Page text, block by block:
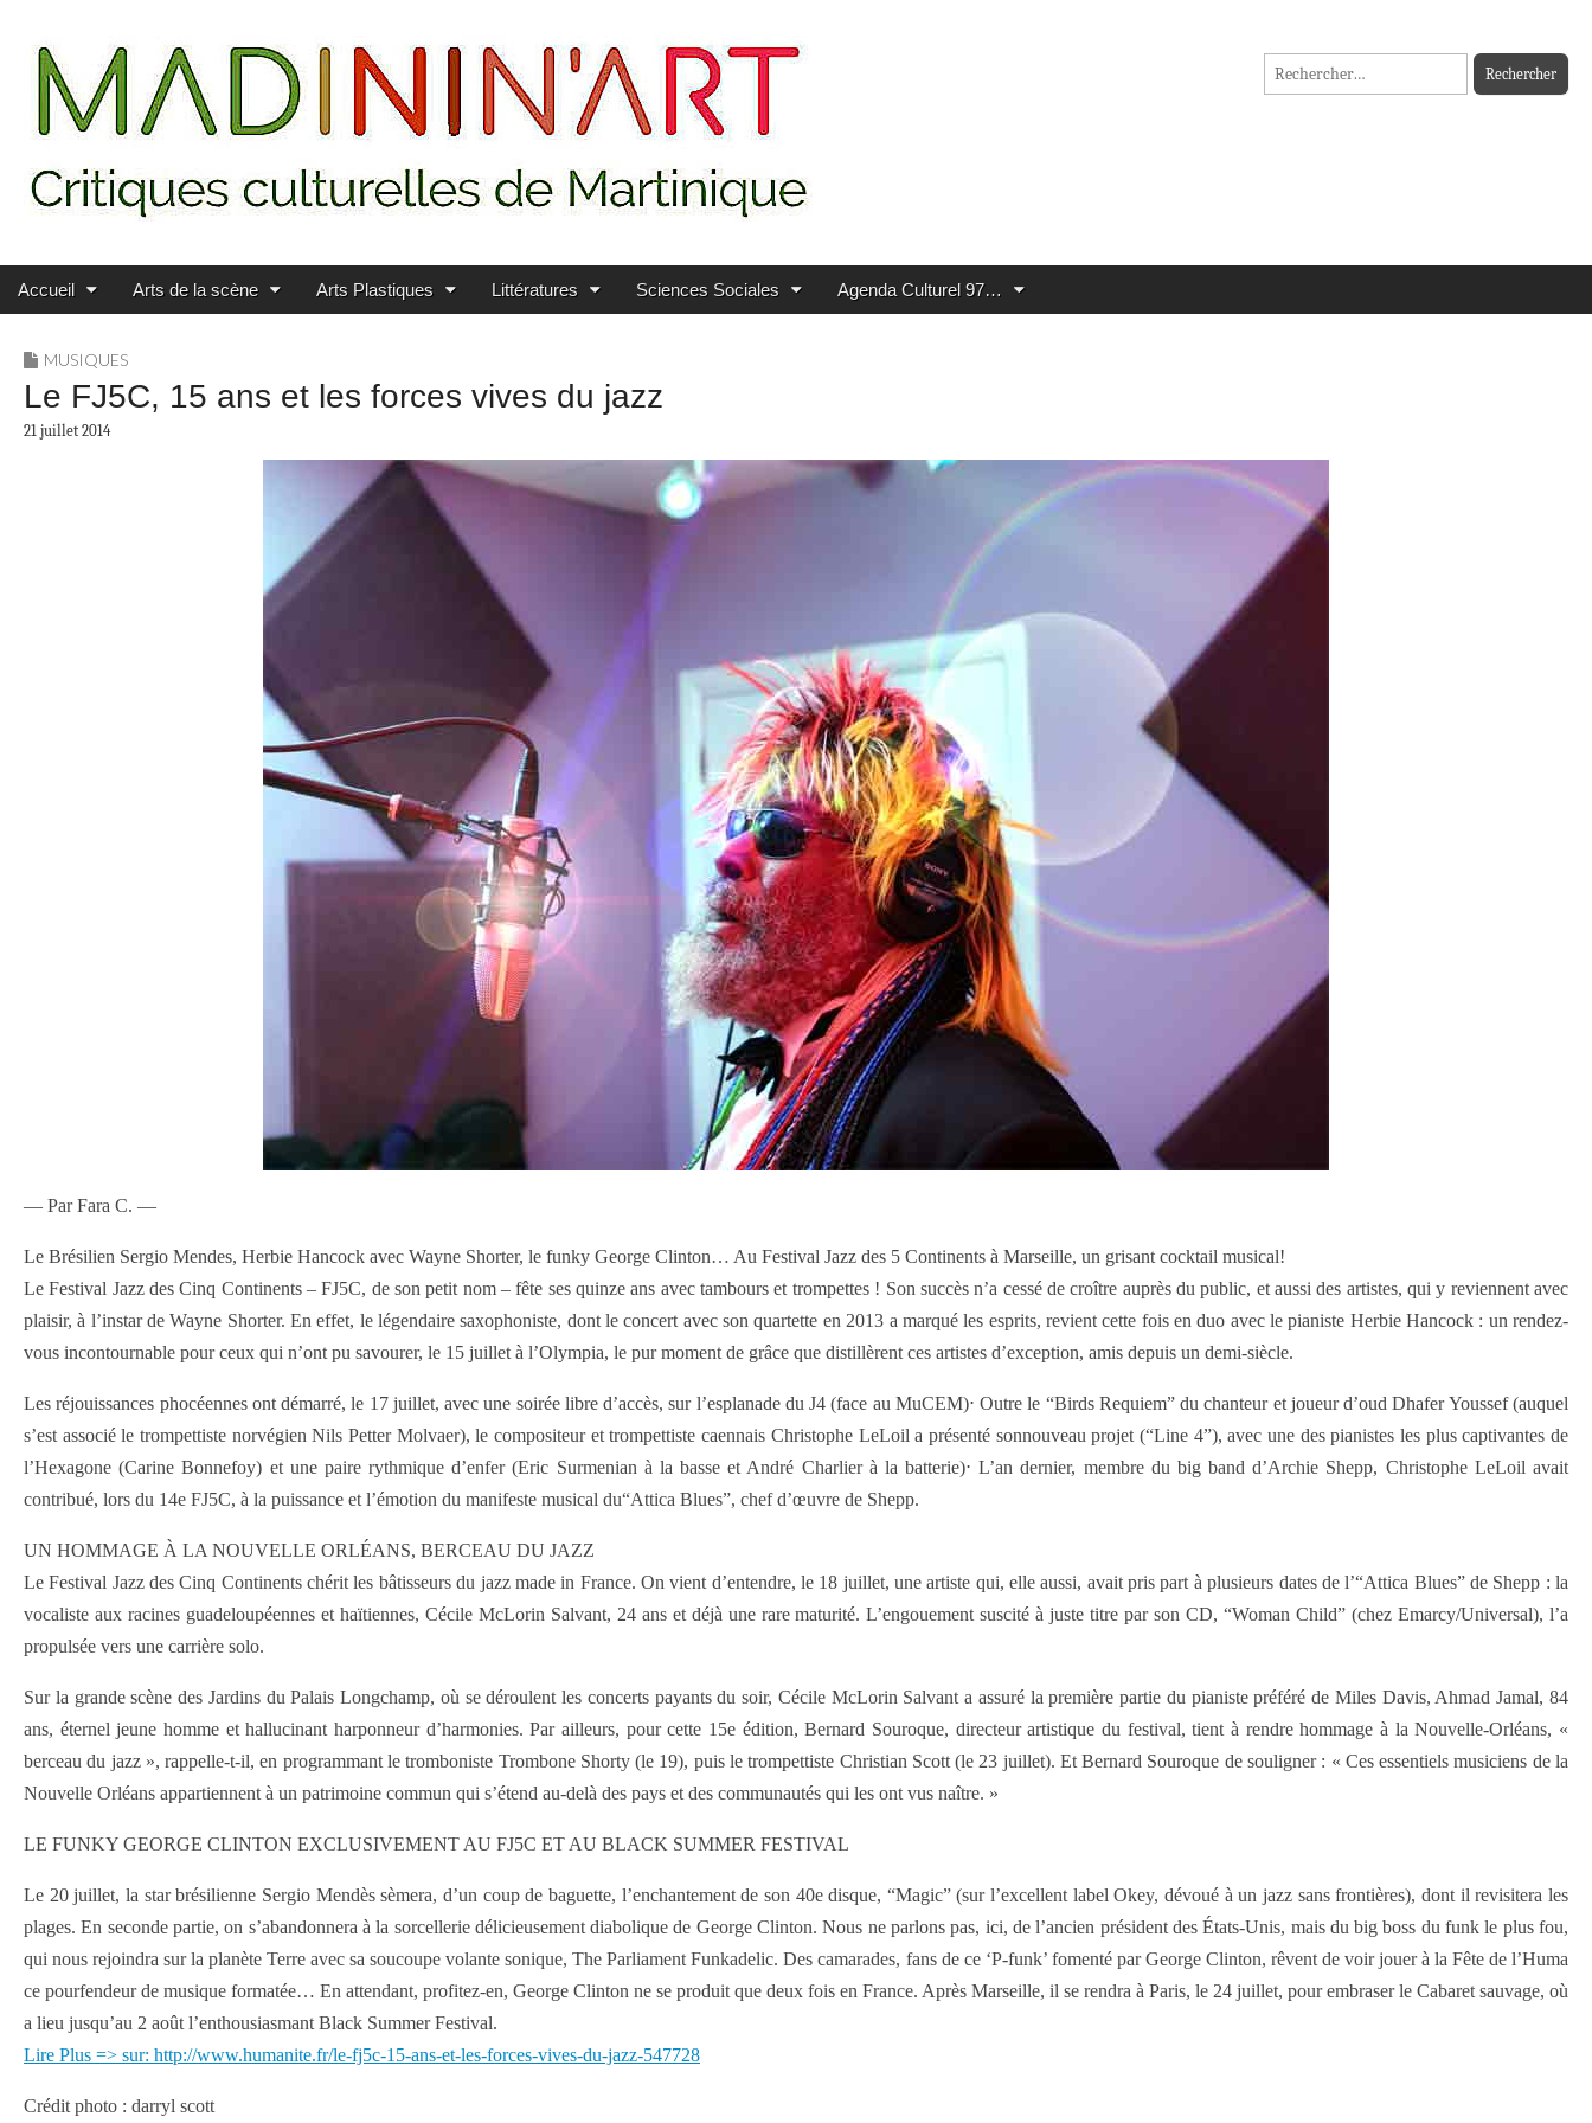
MADININ'ART
Rechercher :
Main menu
Skip to content
Accueil Arts de la scène Arts Plastiques Littératures Sciences Sociales Agenda Culturel 97…
MUSIQUES
Le FJ5C, 15 ans et les forces vives du jazz
21 juillet 2014
— Par Fara C. —
Le Brésilien Sergio Mendes, Herbie Hancock avec Wayne Shorter, le funky George Clinton… Au Festival Jazz des 5 Continents à Marseille, un grisant cocktail musical!
Le Festival Jazz des Cinq Continents – FJ5C, de son petit nom – fête ses quinze ans avec tambours et trompettes ! Son succès n’a cessé de croître auprès du public, et aussi des artistes, qui y reviennent avec
plaisir, à l’instar de Wayne Shorter. En effet, le légendaire saxophoniste, dont le concert avec son quartette en 2013 a marqué les esprits, revient cette fois en duo avec le pianiste Herbie Hancock : un rendez-
vous incontournable pour ceux qui n’ont pu savourer, le 15 juillet à l’Olympia, le pur moment de grâce que distillèrent ces artistes d’exception, amis depuis un demi-siècle.
Les réjouissances phocéennes ont démarré, le 17 juillet, avec une soirée libre d’accès, sur l’esplanade du J4 (face au MuCEM)⋅ Outre le “Birds Requiem” du chanteur et joueur d’oud Dhafer Youssef (auquel
s’est associé le trompettiste norvégien Nils Petter Molvaer), le compositeur et trompettiste caennais Christophe LeLoil a présenté sonnouveau projet (“Line 4”), avec une des pianistes les plus captivantes de
l’Hexagone (Carine Bonnefoy) et une paire rythmique d’enfer (Eric Surmenian à la basse et André Charlier à la batterie)⋅ L’an dernier, membre du big band d’Archie Shepp, Christophe LeLoil avait
contribué, lors du 14e FJ5C, à la puissance et l’émotion du manifeste musical du“Attica Blues”, chef d’œuvre de Shepp.
UN HOMMAGE À LA NOUVELLE ORLÉANS, BERCEAU DU JAZZ
Le Festival Jazz des Cinq Continents chérit les bâtisseurs du jazz made in France. On vient d’entendre, le 18 juillet, une artiste qui, elle aussi, avait pris part à plusieurs dates de l’“Attica Blues” de Shepp : la
vocaliste aux racines guadeloupéennes et haïtiennes, Cécile McLorin Salvant, 24 ans et déjà une rare maturité. L’engouement suscité à juste titre par son CD, “Woman Child” (chez Emarcy/Universal), l’a
propulsée vers une carrière solo.
Sur la grande scène des Jardins du Palais Longchamp, où se déroulent les concerts payants du soir, Cécile McLorin Salvant a assuré la première partie du pianiste préféré de Miles Davis, Ahmad Jamal, 84
ans, éternel jeune homme et hallucinant harponneur d’harmonies. Par ailleurs, pour cette 15e édition, Bernard Souroque, directeur artistique du festival, tient à rendre hommage à la Nouvelle-Orléans, «
berceau du jazz », rappelle-t-il, en programmant le tromboniste Trombone Shorty (le 19), puis le trompettiste Christian Scott (le 23 juillet). Et Bernard Souroque de souligner : « Ces essentiels musiciens de la
Nouvelle Orléans appartiennent à un patrimoine commun qui s’étend au-delà des pays et des communautés qui les ont vus naître. »
LE FUNKY GEORGE CLINTON EXCLUSIVEMENT AU FJ5C ET AU BLACK SUMMER FESTIVAL
Le 20 juillet, la star brésilienne Sergio Mendès sèmera, d’un coup de baguette, l’enchantement de son 40e disque, “Magic” (sur l’excellent label Okey, dévoué à un jazz sans frontières), dont il revisitera les
plages. En seconde partie, on s’abandonnera à la sorcellerie délicieusement diabolique de George Clinton. Nous ne parlons pas, ici, de l’ancien président des États-Unis, mais du big boss du funk le plus fou,
qui nous rejoindra sur la planète Terre avec sa soucoupe volante sonique, The Parliament Funkadelic. Des camarades, fans de ce ‘P-funk’ fomenté par George Clinton, rêvent de voir jouer à la Fête de l’Huma
ce pourfendeur de musique formatée… En attendant, profitez-en, George Clinton ne se produit que deux fois en France. Après Marseille, il se rendra à Paris, le 24 juillet, pour embraser le Cabaret sauvage, où
a lieu jusqu’au 2 août l’enthousiasmant Black Summer Festival.
Lire Plus => sur: http://www.humanite.fr/le-fj5c-15-ans-et-les-forces-vives-du-jazz-547728
Crédit photo : darryl scott